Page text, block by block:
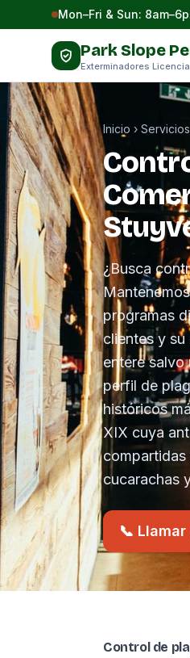
Saltar al contenido
Mon–Fri & Sun:
Park Slope
Exterminadores
Inicio › Servicios
¿Busca
programas
clientes y
entere
perfil de
históricos
XIX cuya
compartidas
cucarachas
📞
Control de